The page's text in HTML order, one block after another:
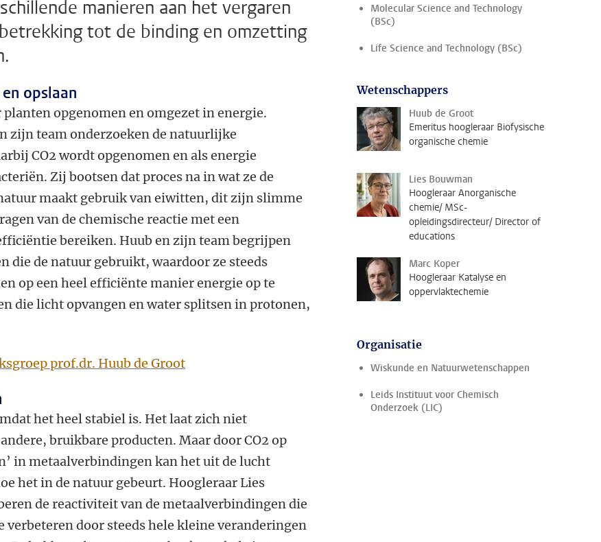
manieren aan het vergaren
tot de binding en omzetting
opslaan
opgenomen en omgezet in energie.
zijn team onderzoeken de natuurlijke
CO2 wordt opgenomen en als energie
Zij bootsen dat proces na in wat ze de
maakt gebruik van eiwitten, dit zijn slimme
van de chemische reactie met een
bereiken. Huub en zijn team begrijpen
die de natuur gebruikt, waardoor ze steeds
op een heel efficiënte manier energie op te
die licht opvangen en water splitsen in protonen,
prof.dr. Huub de Groot
het heel stabiel is. Het laat zich niet
bruikbare producten. Maar door CO2 op
in metaalverbindingen kan het uit de lucht
het in de natuur gebeurt. Hoogleraar Lies
de reactiviteit van de metaalverbindingen die
verbeteren door steeds hele kleine veranderingen
Molecular Science and Technology
(BSc)
Life Science and Technology (BSc)
Wetenschappers
Huub de Groot
Emeritus hoogleraar Biofysische
organische chemie
Lies Bouwman
Hoogleraar Anorganische
chemie/ MSc-
opleidingsdirecteur/ Director of
educations
Marc Koper
Hoogleraar Katalyse en
oppervlaktechemie
Organisatie
Wiskunde en Natuurwetenschappen
Leids Instituut voor Chemisch
Onderzoek (LIC)